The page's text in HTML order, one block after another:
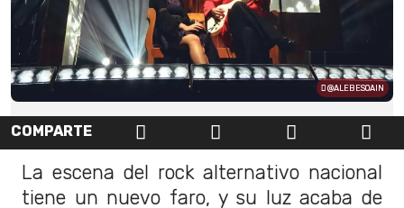
@ALEBESOAIN
COMPARTE
La escena del rock alternativo nacional
tiene un nuevo faro, y su luz acaba de